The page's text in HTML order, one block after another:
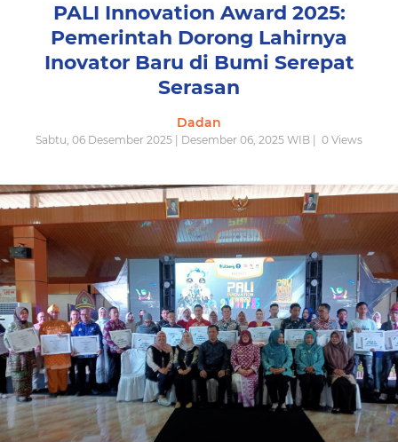
PALI Innovation Award 2025:
Pemerintah Dorong Lahirnya
Inovator Baru di Bumi Serepat
Serasan
Dadan
Sabtu, 06 Desember 2025 | Desember 06, 2025 WIB | 0 Views